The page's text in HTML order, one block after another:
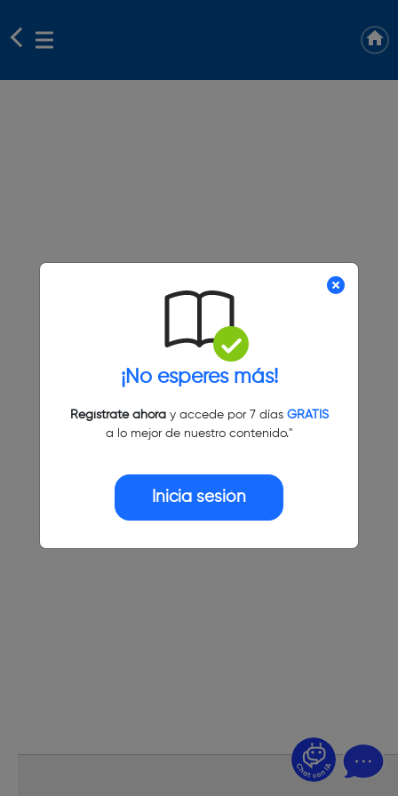
¡No esperes más!
Regístrate ahoray accede por 7 días GRATIS
a lo mejor de nuestro contenido."
Inicia sesión